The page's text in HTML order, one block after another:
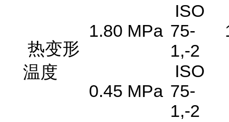
热变形
温度
1.80 MPa
ISO
75-
1,-2
0.45 MPa
ISO
75-
1,-2